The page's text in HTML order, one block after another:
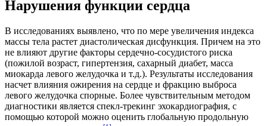
Нарушения функции сердца
В исследованиях выявлено, что по мере увеличения индекса
массы тела растет диастолическая дисфункция. Причем на это
не влияют другие факторы сердечно-сосудистого риска
(пожилой возраст, гипертензия, сахарный диабет, масса
миокарда левого желудочка и т.д.). Результаты исследования
насчет влияния ожирения на сердце и фракцию выброса
левого желудочка спорные. Более чувствительным методом
диагностики является спекл-трекинг эхокардиография, с
помощью которой можно оценить глобальную продольную